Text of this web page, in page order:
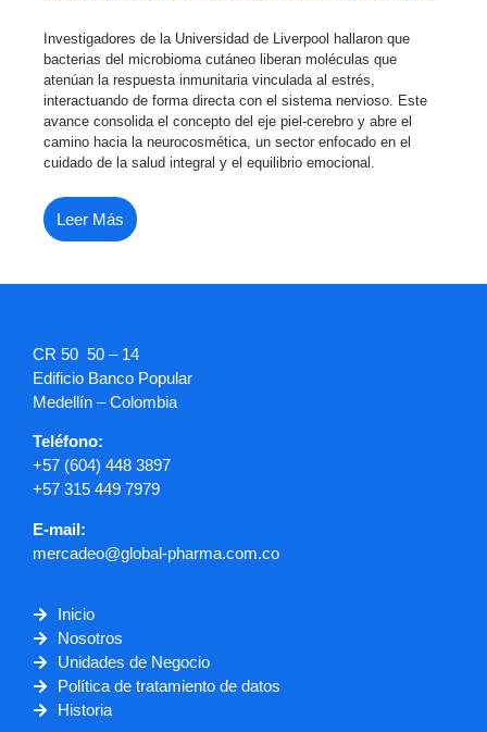
Investigadores de la Universidad de Liverpool hallaron que
bacterias del microbioma cutáneo liberan moléculas que
atenúan la respuesta inmunitaria vinculada al estrés,
interactuando de forma directa con el sistema nervioso. Este
avance consolida el concepto del eje piel-cerebro y abre el
camino hacia la neurocosmética, un sector enfocado en el
cuidado de la salud integral y el equilibrio emocional.
Leer Más
CR 50 50 – 14
Edificio Banco Popular
Medellín – Colombia
Teléfono:
+57 (604) 448 3897
+57 315 449 7979
E-mail:
mercadeo@global-pharma.com.co
Inicio
Nosotros
Unidades de Negocio
Política de tratamiento de datos
Historia